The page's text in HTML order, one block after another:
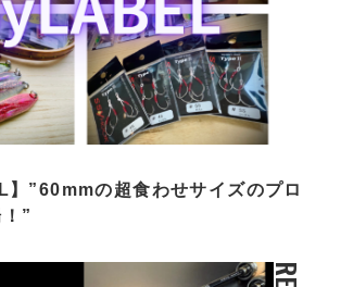
】”60mmの超食わせサイズのプロ
”